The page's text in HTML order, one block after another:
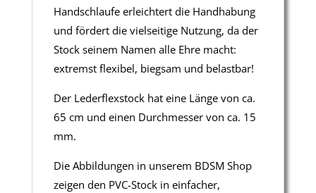
Handschlaufe erleichtert die Handhabung
und fördert die vielseitige Nutzung, da der
Stock seinem Namen alle Ehre macht:
extremst flexibel, biegsam und belastbar!
Der Lederflexstock hat eine Länge von ca.
65 cm und einen Durchmesser von ca. 15
mm.
Die Abbildungen in unserem BDSM Shop
zeigen den PVC-Stock in einfacher,